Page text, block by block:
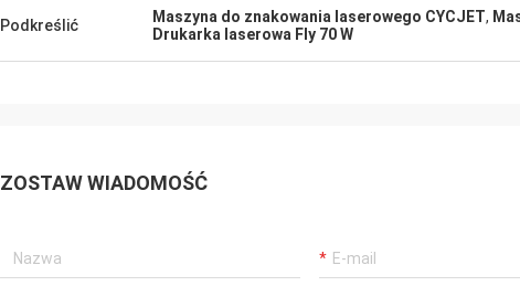
Podkreślić Maszyna do znakowania laserowego CYCJET,
Drukarka laserowa Fly 70 W
ZOSTAW WIADOMOŚĆ